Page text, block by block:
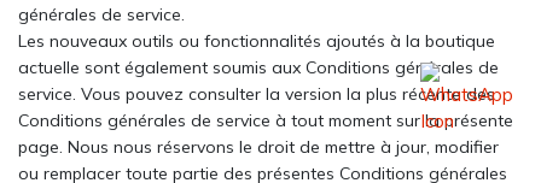
générales de service.
Les nouveaux outils ou fonctionnalités ajoutés à la boutique
actuelle sont également soumis aux Conditions générales de
service. Vous pouvez consulter la version la plus récente des
Conditions générales de service à tout moment sur la présente
page. Nous nous réservons le droit de mettre à jour, modifier
ou remplacer toute partie des présentes Conditions générales